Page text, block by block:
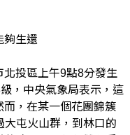
夠生還
投區上午9點8分發生
，中央氣象局表示，這
，在某一個花團錦簇
大屯火山群，到林口的